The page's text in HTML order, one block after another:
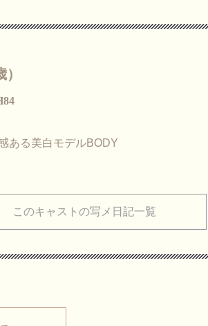
ある美白モデルBODY
このキャストの写メ日記一覧